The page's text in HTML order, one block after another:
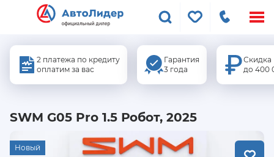
2 платежа по кредиту
оплатим за вас
Гарантия
3 года
Скидка
до 400
SWM G05 Pro 1.5 Робот, 2025
Новый